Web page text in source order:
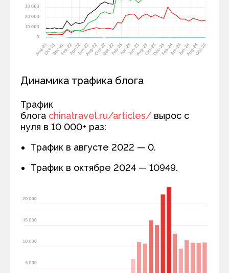
Динамика трафика блога
Трафик
блога chinatravel.ru/articles/ вырос с
нуля в 10 000+ раз:
Трафик в августе 2022 — 0.
Трафик в октябре 2024 — 10949.